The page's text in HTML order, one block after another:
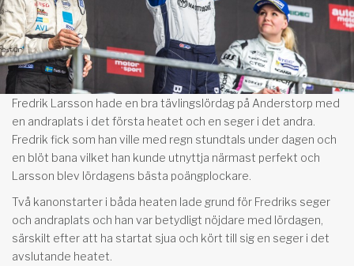
Fredrik Larsson hade en bra tävlingslördag på Anderstorp med
en andraplats i det första heatet och en seger i det andra.
Fredrik fick som han ville med regn stundtals under dagen och
en blöt bana vilket han kunde utnyttja närmast perfekt och
Larsson blev lördagens bästa poängplockare.
Två kanonstarter i båda heaten lade grund för Fredriks seger
och andraplats och han var betydligt nöjdare med lördagen,
särskilt efter att ha startat sjua och kört till sig en seger i det
avslutande heatet.